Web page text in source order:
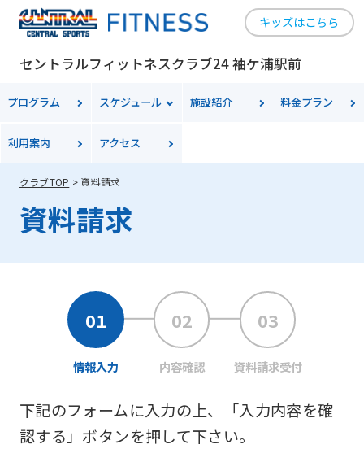
キッズはこちら
セントラルフィットネスクラブ24 袖ケ浦駅前
プログラム スケジュール 施設紹介 料金プラン
利用案内 アクセス
クラブTOP 資料請求
資料請求
情報入力 内容確認 資料請求受付
下記のフォームに入力の上、「入力内容を確
認する」ボタンを押して下さい。